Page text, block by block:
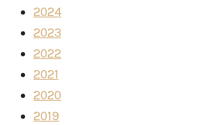
2024
2023
2022
2021
2020
2019